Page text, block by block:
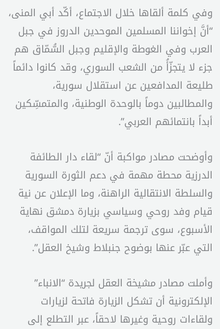
وفي كلمة ألقاها خلال الاجتماع، أكّد أبي المنى،
“أنَّ إخواننا المسلمين الموحدين الدروز في جبل
العرب وفي الغوطة والإقليم وجبل السُّمّاق هم
جزء لا يتجزّأُ من الشعب السوري، وقد كانوا دائماً
طليعة المدافعين عن استقلال سورية،
والمطالبين دوماً بالوحدة الوطنية، والمتمسِّكين
أبداً بانتمائهم العربي”.
وأوضحت مصادر مواكبة أنّ “لقاء دار الطائفة
الدرزية محطة مهمة في دعم الثورة السورية
والسلطة الانتقالية الراهنة، وما الإعلان عن نية
قيام وفد روحي وسياسي بزيارة دمشق نهاية
الأسبوع، سوى ترجمة سريعة لتلك المواقف،
التي عبّر عنها بوضوح جنبلاط وشيخ العقل”.
وأملت مصادر مشيخة العقل لجريدة “الانباء”
الإلكترونية أن تشكل الزيارة فاتحة لزيارات
ولقاءات روحية وغيرها لاحقاً، عبر التطلع إلى